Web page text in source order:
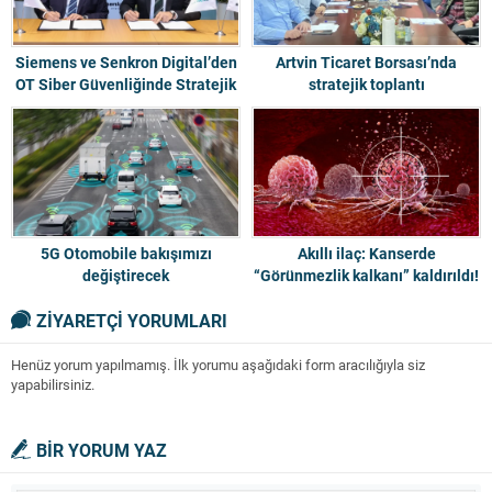
Siemens ve Senkron Digital’den
OT Siber Güvenliğinde Stratejik
İş Birliği
Artvin Ticaret Borsası’nda
stratejik toplantı
5G Otomobile bakışımızı
değiştirecek
Akıllı ilaç: Kanserde
“Görünmezlik kalkanı” kaldırıldı!
ZİYARETÇİ YORUMLARI
Henüz yorum yapılmamış. İlk yorumu aşağıdaki form aracılığıyla siz
yapabilirsiniz.
BİR YORUM YAZ